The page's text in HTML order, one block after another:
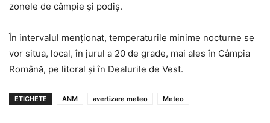
zonele de câmpie și podiș.
În intervalul menționat, temperaturile minime nocturne se
vor situa, local, în jurul a 20 de grade, mai ales în Câmpia
Română, pe litoral și în Dealurile de Vest.
ETICHETE ANM avertizare meteo Meteo